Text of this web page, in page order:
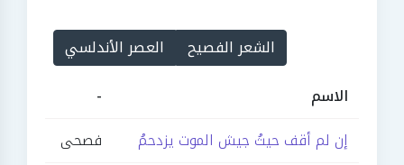
الشعر الفصيح
العصر الأندلسي
الاسم
-
إن لم أقف حيثُ جيش الموت يزدحمُ
فصحى